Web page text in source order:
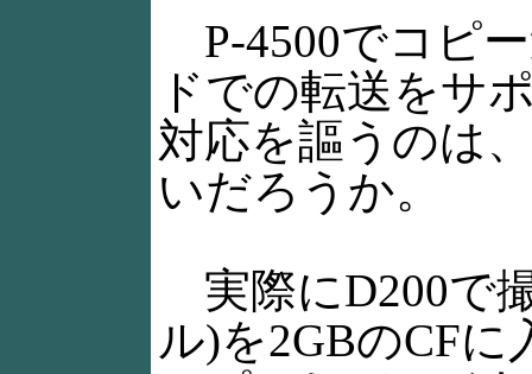
P-4500でコピ
ドでの転送をサ
対応を謳うのは
いだろうか。
実際にD200で
ル)を2GBのCFに